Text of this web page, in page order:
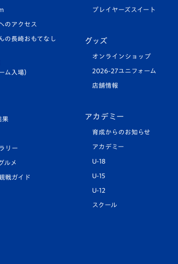
のアクセス
の長崎おもてなし
ム入場）
果
リー
ルメ
戦ガイド
プレイヤーズスイート
グッズ
オンラインショップ
2026-27ユニフォーム
店舗情報
アカデミー
育成からのお知らせ
アカデミー
U-18
U-15
U-12
スクール